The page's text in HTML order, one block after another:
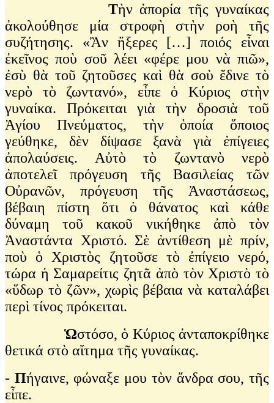
Tὴν ἀπορία τῆς γυναίκας
ἀκολούθησε μία στροφὴ στὴν ροὴ τῆς
συζήτησης. «Ἂν ἤξερες […] ποιός εἶναι
ἐκεῖνος ποὺ σοῦ λέει «φέρε μου νὰ πιῶ»,
ἐσὺ θὰ τοῦ ζητοῦσες καὶ θὰ σοὺ ἔδινε τὸ
νερὸ τὸ ζωντανό», εἶπε ὁ Κύριος στὴν
γυναίκα. Πρόκειται γιὰ τὴν δροσιὰ τοῦ
Ἁγίου Πνεύματος, τὴν ὁποία ὅποιος
γεύθηκε, δὲν δίψασε ξανὰ γιὰ ἐπίγειες
ἀπολαύσεις. Αὐτὸ τὸ ζωντανὸ νερὸ
ἀποτελεῖ πρόγευση τῆς Βασιλείας τῶν
Οὐρανῶν, πρόγευση τῆς Ἀναστάσεως,
βέβαιη πίστη ὅτι ὁ θάνατος καὶ κάθε
δύναμη τοῦ κακοῦ νικήθηκε ἀπὸ τὸν
Ἀναστάντα Χριστό. Σὲ ἀντίθεση μὲ πρίν,
ποὺ ὁ Χριστὸς ζητοῦσε τὸ ἐπίγειο νερό,
τώρα ἡ Σαμαρείτις ζητᾶ ἀπὸ τὸν Χριστὸ τὸ
«ὕδωρ τὸ ζῶν», χωρὶς βέβαια νὰ καταλάβει
περὶ τίνος πρόκειται.
Ὡστόσο, ὁ Κύριος ἀνταποκρίθηκε
θετικά στὸ αἴτημα τῆς γυναίκας.
- Πήγαινε, φώναξε μου τὸν ἄνδρα σου, τῆς
εἶπε.